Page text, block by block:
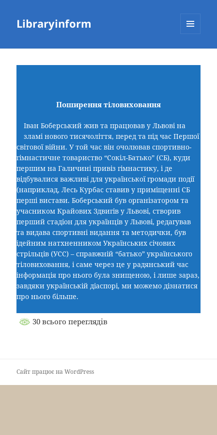
Libraryinform
Поширення тіловиховання
Іван Боберський жив та працював у Львові на
зламі нового тисячоліття, перед та під час Першої
світової війни. У той час він очолював спортивно-
гімнастичне товариство “Сокіл-Батько” (СБ), куди
першим на Галичині привіз гімнастику, і де
відбувалися важливі для української громади події
(наприклад, Лесь Курбас ставив у приміщенні СБ
перші вистави. Боберський був організатором та
учасником Крайових Здвигів у Львові, створив
перший стадіон для українців у Львові, редагував
та видава спортивні видання та методички, був
ідейним натхненником Українських січових
стрільців (УСС) – справжній “батько” українського
тіловиховання, і саме через це у радянський час
інформація про нього була знищеною, і лише зараз,
завдяки українській діаспорі, ми можемо дізнатися
про нього більше.
30 всього переглядів
Сайт працює на WordPress